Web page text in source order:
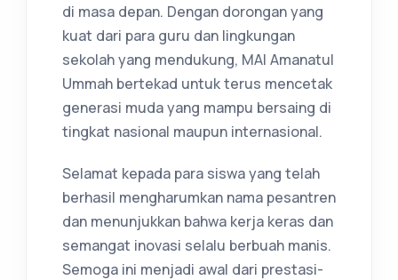
di masa depan. Dengan dorongan yang
kuat dari para guru dan lingkungan
sekolah yang mendukung, MAI Amanatul
Ummah bertekad untuk terus mencetak
generasi muda yang mampu bersaing di
tingkat nasional maupun internasional.
Selamat kepada para siswa yang telah
berhasil mengharumkan nama pesantren
dan menunjukkan bahwa kerja keras dan
semangat inovasi selalu berbuah manis.
Semoga ini menjadi awal dari prestasi-